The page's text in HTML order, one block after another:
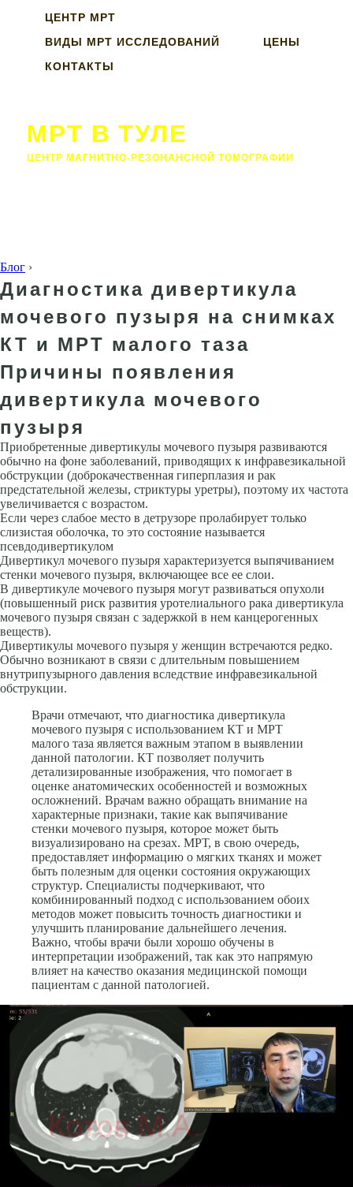
ЦЕНТР МРТ
ВИДЫ МРТ ИССЛЕДОВАНИЙ
ЦЕНЫ
КОНТАКТЫ
МРТ В ТУЛЕ
ЦЕНТР МАГНИТНО-РЕЗОНАНСНОЙ ТОМОГРАФИИ
Блог ›
Диагностика дивертикула
мочевого пузыря на снимках
КТ и МРТ малого таза
Причины появления
дивертикула мочевого
пузыря
Приобретенные дивертикулы мочевого пузыря развиваются
обычно на фоне заболеваний, приводящих к инфравезикальной
обструкции (доброкачественная гиперплазия и рак
предстательной железы, стриктуры уретры), поэтому их частота
увеличивается с возрастом.
Если через слабое место в детрузоре пролабирует только
слизистая оболочка, то это состояние называется
псевдодивертикулом
Дивертикул мочевого пузыря характеризуется выпячиванием
стенки мочевого пузыря, включающее все ее слои.
В дивертикуле мочевого пузыря могут развиваться опухоли
(повышенный риск развития уротелиального рака дивертикула
мочевого пузыря связан с задержкой в нем канцерогенных
веществ).
Дивертикулы мочевого пузыря у женщин встречаются редко.
Обычно возникают в связи с длительным повышением
внутрипузырного давления вследствие инфравезикальной
обструкции.
Врачи отмечают, что диагностика дивертикула
мочевого пузыря с использованием КТ и МРТ
малого таза является важным этапом в выявлении
данной патологии. КТ позволяет получить
детализированные изображения, что помогает в
оценке анатомических особенностей и возможных
осложнений. Врачам важно обращать внимание на
характерные признаки, такие как выпячивание
стенки мочевого пузыря, которое может быть
визуализировано на срезах. МРТ, в свою очередь,
предоставляет информацию о мягких тканях и может
быть полезным для оценки состояния окружающих
структур. Специалисты подчеркивают, что
комбинированный подход с использованием обоих
методов может повысить точность диагностики и
улучшить планирование дальнейшего лечения.
Важно, чтобы врачи были хорошо обучены в
интерпретации изображений, так как это напрямую
влияет на качество оказания медицинской помощи
пациентам с данной патологией.